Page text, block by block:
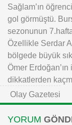
Sağlam’ın
gol görmüştü.
sezonunun
Özellikle Serdar
bölgede büyük
Ömer
dikkatlerden
Olay Gazetesi
YORUM